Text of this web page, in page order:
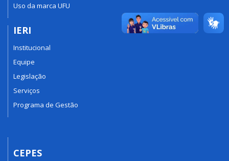
Uso da marca UFU
IERI
Institucional
Equipe
Legislação
Serviços
Programa de Gestão
CEPES